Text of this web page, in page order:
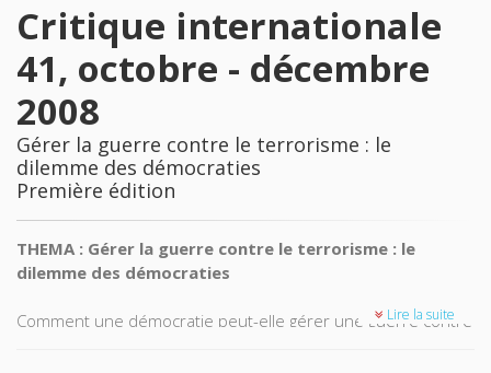
Critique internationale
41, octobre - décembre
2008
Gérer la guerre contre le terrorisme : le
dilemme des démocraties
Première édition
THEMA : Gérer la guerre contre le terrorisme : le
dilemme des démocraties
Comment une démocratie peut-elle gérer une guerre contre
Lire la suite